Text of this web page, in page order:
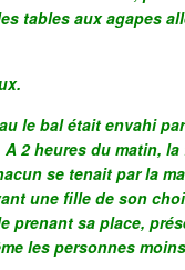
tables aux agapes
le bal était envahi
2 heures du matin,
se tenait par la
une fille de son
prenant sa place,
les personnes